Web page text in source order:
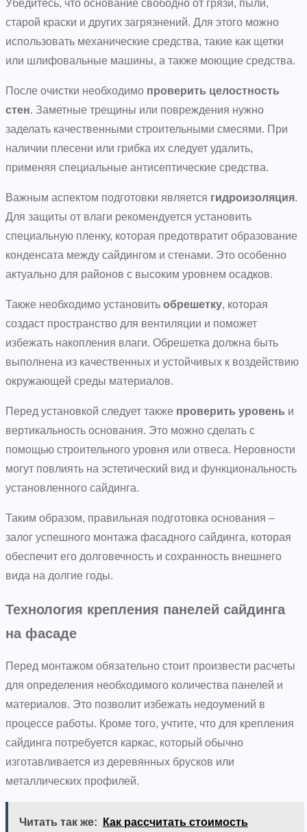
Убедитесь, что основание свободно от грязи, пыли,
старой краски и других загрязнений. Для этого можно
использовать механические средства, такие как щетки
или шлифовальные машины, а также моющие средства.
После очистки необходимо проверить целостность
стен. Заметные трещины или повреждения нужно
заделать качественными строительными смесями. При
наличии плесени или грибка их следует удалить,
применяя специальные антисептические средства.
Важным аспектом подготовки является гидроизоляция.
Для защиты от влаги рекомендуется установить
специальную пленку, которая предотвратит образование
конденсата между сайдингом и стенами. Это особенно
актуально для районов с высоким уровнем осадков.
Также необходимо установить обрешетку, которая
создаст пространство для вентиляции и поможет
избежать накопления влаги. Обрешетка должна быть
выполнена из качественных и устойчивых к воздействию
окружающей среды материалов.
Перед установкой следует также проверить уровень и
вертикальность основания. Это можно сделать с
помощью строительного уровня или отвеса. Неровности
могут повлиять на эстетический вид и функциональность
установленного сайдинга.
Таким образом, правильная подготовка основания –
залог успешного монтажа фасадного сайдинга, которая
обеспечит его долговечность и сохранность внешнего
вида на долгие годы.
Технология крепления панелей сайдинга
на фасаде
Перед монтажом обязательно стоит произвести расчеты
для определения необходимого количества панелей и
материалов. Это позволит избежать недоумений в
процессе работы. Кроме того, учтите, что для крепления
сайдинга потребуется каркас, который обычно
изготавливается из деревянных брусков или
металлических профилей.
Читать так же:
Как рассчитать стоимость